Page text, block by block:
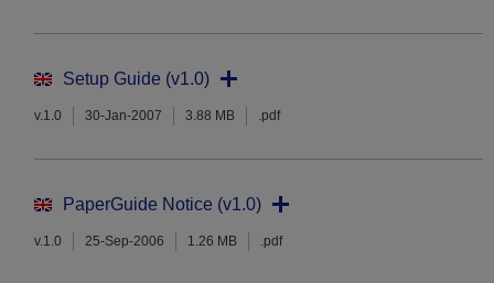
Setup Guide (v1.0)
v.1.0 30-Jan-2007 3.88 MB .pdf
PaperGuide Notice (v1.0)
v.1.0 25-Sep-2006 1.26 MB .pdf